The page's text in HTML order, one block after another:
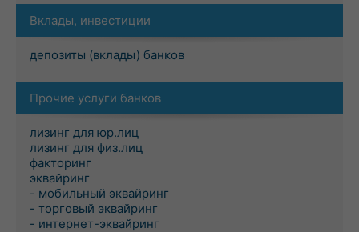
Вклады, инвестиции
депозиты (вклады) банков
Прочие услуги банков
лизинг для юр.лиц
лизинг для физ.лиц
факторинг
эквайринг
- мобильный эквайринг
- торговый эквайринг
- интернет-эквайринг